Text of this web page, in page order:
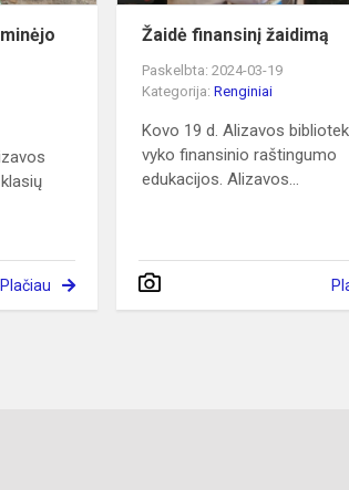
Plačiau
Žaidė finansinį žaidimą
Paskelbta: 2024-03-19
Kategorija:Renginiai
Kovo 19 d. Alizavos
vyko finansinio raštingumo
edukacijos. Alizavos...